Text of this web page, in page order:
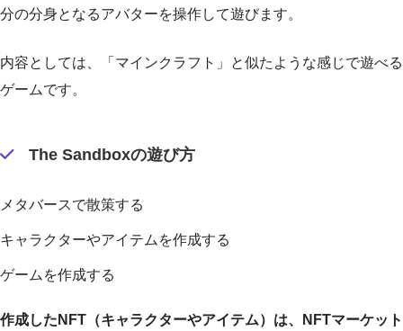
分の分身となるアバターを操作して遊びます。
内容としては、「マインクラフト」と似たような感じで遊べる
ゲームです。
The Sandboxの遊び方
メタバースで散策する
キャラクターやアイテムを作成する
ゲームを作成する
作成したNFT（キャラクターやアイテム）は、NFTマーケット